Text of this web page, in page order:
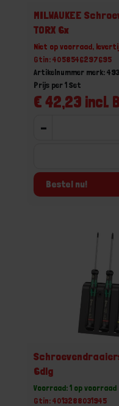
MILWAUKEE
TORX 6x
Niet op voorraad,
Gtin: 4058546297695
Artikelnummer merk:
€ 42,23 incl.
Prijs per 1 Set
-
Bestel nu!
6dlg
Voorraad: 1 op voorraad
Gtin: 4013288031945